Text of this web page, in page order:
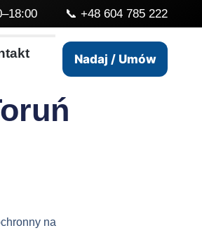
📞 +48 604 785 222
Nadaj / Umów
na